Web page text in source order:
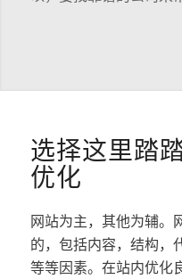
选择这里踏
优化
网站为主，其他为辅。
的，包括内容，结构，
等等因素。在站内优化